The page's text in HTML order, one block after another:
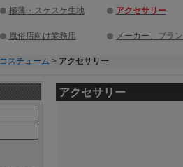
極薄・スケスケ生地 アクセサリー
風俗店向け業務用 メーカー、ブラ
コスチューム > アクセサリー
アクセサリー